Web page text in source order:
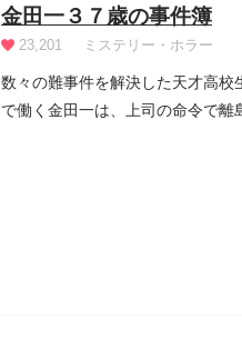
金田一３７歳の事件簿
23,201 ミステリー・ホラー
数々の難事件を解決した天才高
で働く金田一は、上司の命令で離